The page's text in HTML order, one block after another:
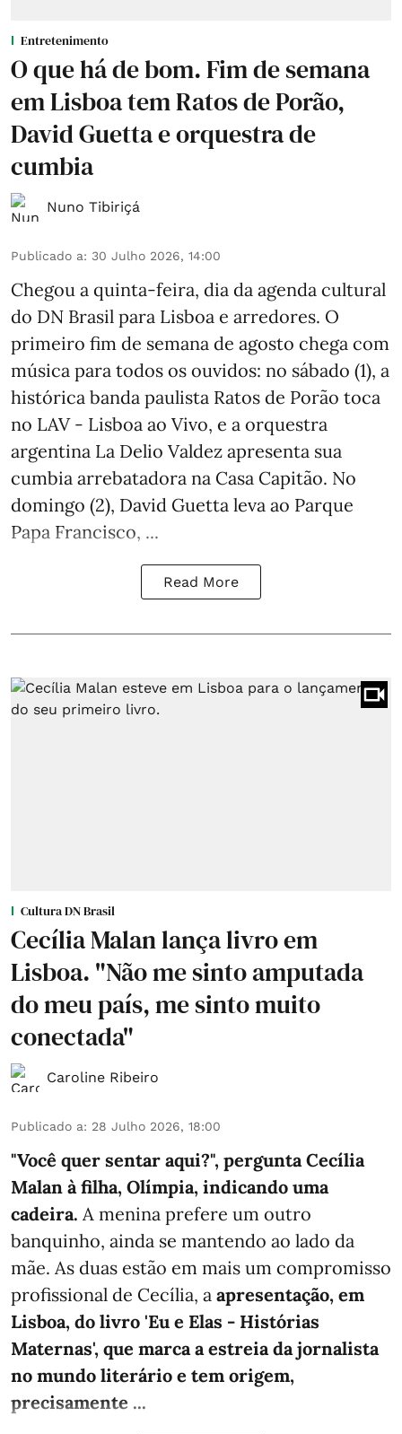
Entretenimento
O que há de bom. Fim de semana
em Lisboa tem Ratos de Porão,
David Guetta e orquestra de
cumbia
Nuno Tibiriçá
Publicado a: 30 Julho 2026, 14:00
Chegou a quinta-feira, dia da agenda cultural
do DN Brasil para Lisboa e arredores. O
primeiro fim de semana de agosto chega com
música para todos os ouvidos: no sábado (1), a
histórica banda paulista Ratos de Porão toca
no LAV - Lisboa ao Vivo, e a orquestra
argentina La Delio Valdez apresenta sua
cumbia arrebatadora na Casa Capitão. No
domingo (2), David Guetta leva ao Parque
Papa Francisco, ...
Read More
Cultura DN Brasil
Cecília Malan lança livro em
Lisboa. "Não me sinto amputada
do meu país, me sinto muito
conectada"
Caroline Ribeiro
Publicado a: 28 Julho 2026, 18:00
"Você quer sentar aqui?", pergunta Cecília
Malan à filha, Olímpia, indicando uma
cadeira. A menina prefere um outro
banquinho, ainda se mantendo ao lado da
mãe. As duas estão em mais um compromisso
profissional de Cecília, a apresentação, em
Lisboa, do livro 'Eu e Elas - Histórias
Maternas', que marca a estreia da jornalista
no mundo literário e tem origem,
precisamente ...